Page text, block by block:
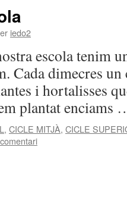
iedo2
escola tenim
Cada dimecres un
i hortalisses
plantat
, CICLE MITJÀ, CICLE